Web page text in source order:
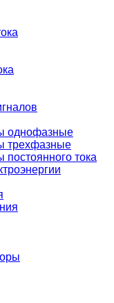
однофазные
трехфазные
тока